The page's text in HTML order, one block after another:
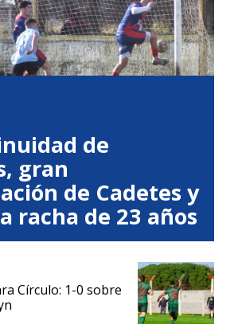
de
gran
de Cadetes y
racha de 23 años
Círculo: 1-0 sobre